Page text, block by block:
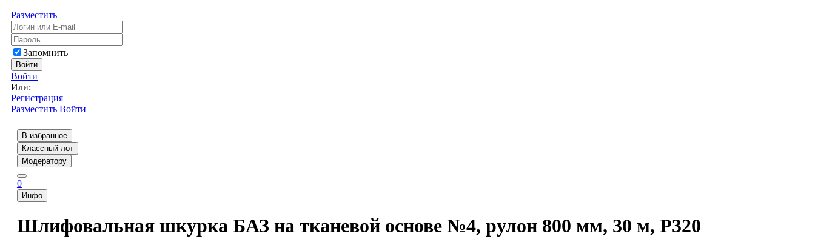
Разместить
Запомнить
Войти
Войти
Или:
Регистрация
Разместить Войти
В избранное
Классный лот
Модератору
0
Инфо
Шлифовальная шкурка БАЗ на тканевой основе №4, рулон 800 мм, 30 м, P320